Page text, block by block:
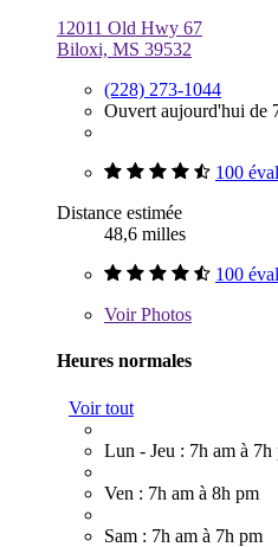
12011 Old Hwy 67
Biloxi, MS 39532
(228) 273-1044
Ouvert aujourd'hui de
100
Distance estimée
48,6 milles
100
VoirPhotos
Heures normales
Voir tout
Lun - Jeu : 7h am à 7h
Ven : 7h am à 8h pm
Sam : 7h am à 7h pm